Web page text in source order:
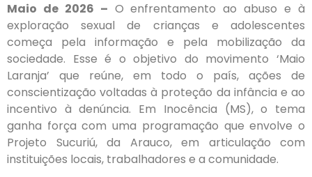
Maio de 2026 – O enfrentamento ao abuso e à
exploração sexual de crianças e adolescentes
começa pela informação e pela mobilização da
sociedade. Esse é o objetivo do movimento ‘Maio
Laranja’ que reúne, em todo o país, ações de
conscientização voltadas à proteção da infância e ao
incentivo à denúncia. Em Inocência (MS), o tema
ganha força com uma programação que envolve o
Projeto Sucuriú, da Arauco, em articulação com
instituições locais, trabalhadores e a comunidade.